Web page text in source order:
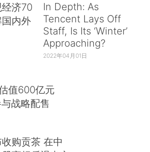
济70
内外
In Depth: As
Tencent Lays Off
Staff, Is Its ‘Winter’
Approaching?
2022年04月01日
值600亿元
战略配售
购贡茶 在中